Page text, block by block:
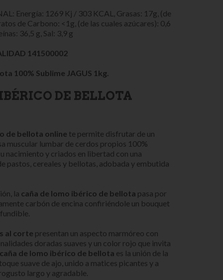
Energía: 1269 Kj / 303 KCAL, Grasas: 17g, (de
de Carbono: <1g, (de las cuales azúcares): 0,6
36,5 g, Sal: 3,9 g
141500002
100% Sublime JAGUS 1kg.
DE BELLOTA
de bellota online te permite disfrutar de un
muscular lumbar de cerdos propios 100%
nacimiento y criados en libertad con una
pastos, cereales y bellotas, adobada y embutida
la caña de lomo ibérico de bellota pasa por
carbón de encina confiriéndole un bouquet
al corte presentan un aspecto marmóreo con
doradas suaves y un color rojo que invita
caña de lomo ibérico de bellota es la unión de la
suave de ajo, unido a matices picantes y a
largo y agradable.